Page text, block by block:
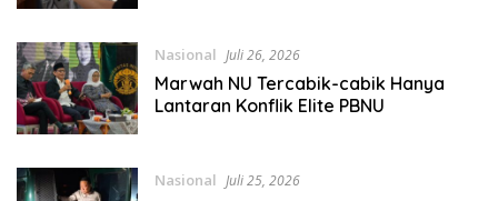
Nasional Juli 26, 2026
Marwah NU Tercabik-cabik Hanya
Lantaran Konflik Elite PBNU
Nasional Juli 25, 2026